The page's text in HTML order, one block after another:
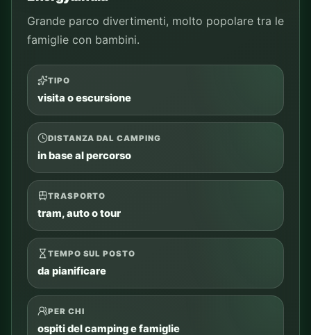
ospiti del camping e famiglie
COSA VEDERE
punti principali del luogo
Aggiungi al piano
Controlla percorso
Vedi i tour
Chiedi a CAMPY